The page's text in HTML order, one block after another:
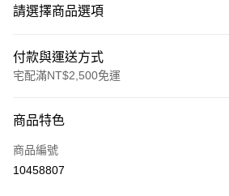
請選擇商品選項
付款與運送方式
宅配滿NT$2,500免運
信用卡一次付款
LINE Pay
商品特色
商品編號
10458807